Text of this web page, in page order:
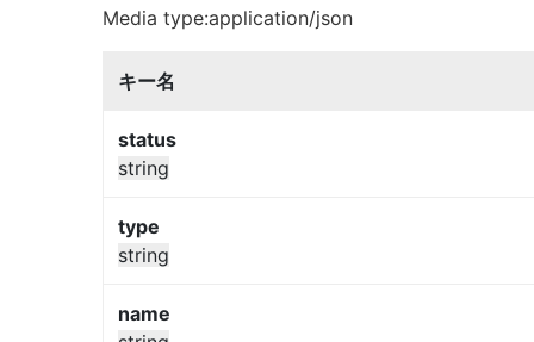
Media type:application/json
キー名
status
string
type
string
name